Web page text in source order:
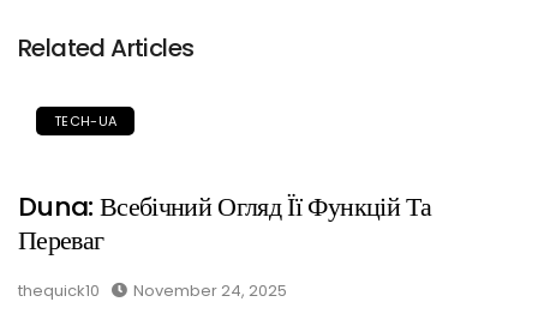
Related Articles
TECH-UA
Duna: Всебічний Огляд Її Функцій Та
Переваг
thequick10 November 24, 2025